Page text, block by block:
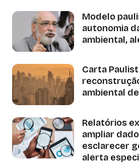
Modelo
autonomia
ambiental,
Carta
ambiental
Relatórios
ampliar
esclarecer
alerta